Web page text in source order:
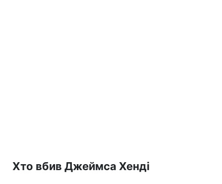
Хто вбив Джеймса Хенді